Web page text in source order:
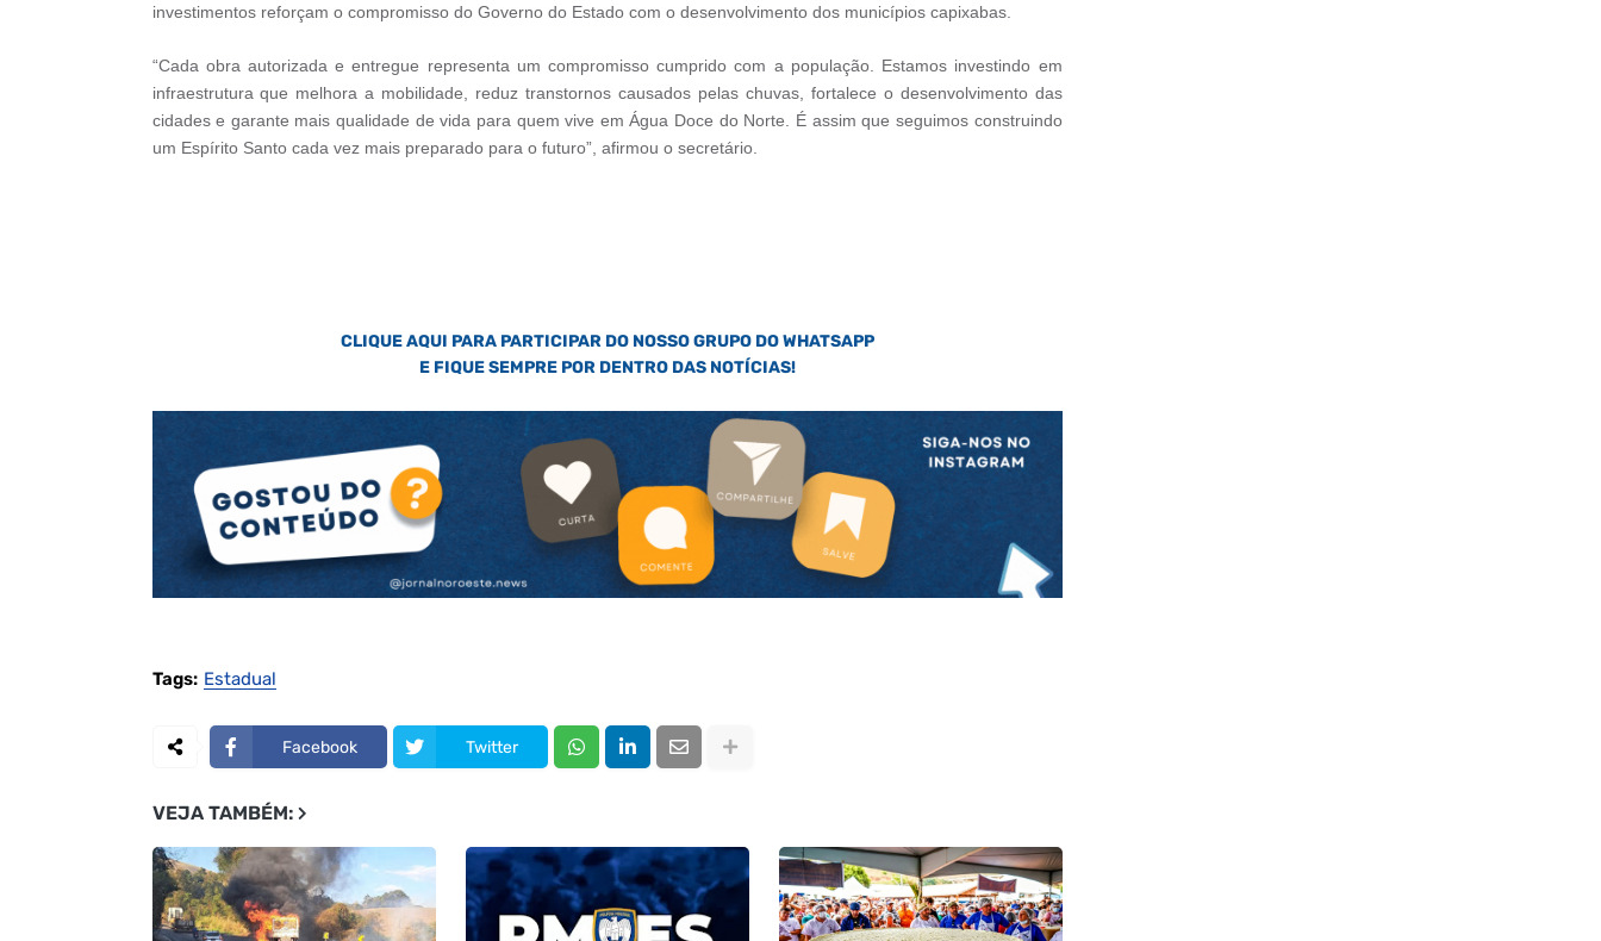
investimentos reforçam o compromisso do Governo do Estado com o desenvolvimento dos municípios capixabas.
“Cada obra autorizada e entregue representa um compromisso cumprido com a população. Estamos investindo em
infraestrutura que melhora a mobilidade, reduz transtornos causados pelas chuvas, fortalece o desenvolvimento das
cidades e garante mais qualidade de vida para quem vive em Água Doce do Norte. É assim que seguimos construindo
um Espírito Santo cada vez mais preparado para o futuro”, afirmou o secretário.
CLIQUE AQUI PARA PARTICIPAR DO NOSSO GRUPO DO WHATSAPP
E FIQUE SEMPRE POR DENTRO DAS NOTÍCIAS!
Tags: Estadual
Facebook Twitter
VEJA TAMBÉM: